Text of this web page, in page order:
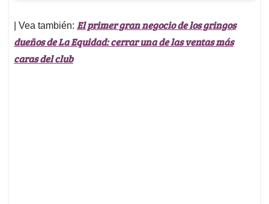
| Vea también: El primer gran negocio de los gringos
dueños de La Equidad: cerrar una de las ventas más
caras del club